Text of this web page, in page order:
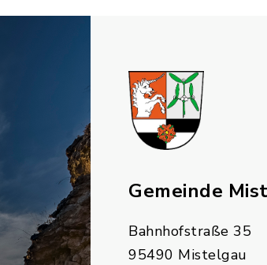
Gemeinde
Bahnhofstraße 35
95490 Mistelgau